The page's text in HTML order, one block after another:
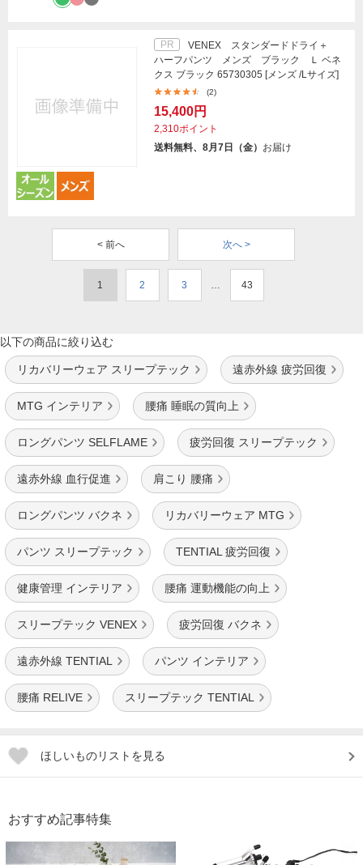
PR
VENEX スタンダードドライ＋
ハーフパンツ メンズ ブラック Ｌ ベネ
クス ブラック 65730305 [メンズ /Lサイズ]
(2)
15,400円
2,310ポイント
送料無料、8月7日（金） お届け
< 前へ 次へ >
1 2 3 43
以下の商品に絞り込む
リカバリーウェア スリープテック 遠赤外線 疲労回復
MTG インテリア 腰痛 睡眠の質向上
ロングパンツ SELFLAME 疲労回復 スリープテック
遠赤外線 血行促進 肩こり 腰痛
ロングパンツ バクネ リカバリーウェア MTG
パンツ スリープテック TENTIAL 疲労回復
健康管理 インテリア 腰痛 運動機能の向上
スリープテック VENEX 疲労回復 バクネ
遠赤外線 TENTIAL パンツ インテリア
腰痛 RELIVE スリープテック TENTIAL
ほしいものリストを見る
おすすめ記事特集